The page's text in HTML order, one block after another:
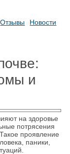
Отзывы Новости
и
на здоровье
потрясения
проявление
паники,